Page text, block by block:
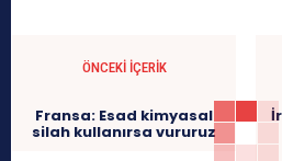
ÖNCEKI İÇERIK
Fransa: Esad kimyasal
silah kullanırsa vururuz